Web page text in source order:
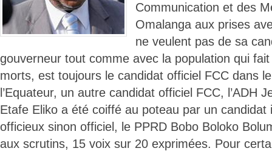
Communication et des
Omalanga aux prises
ne veulent pas de sa
gouverneur tout comme avec la population qui
morts, est toujours le candidat officiel FCC dans
l’Equateur, un autre candidat officiel FCC, l’ADH
Etafe Eliko a été coiffé au poteau par un candidat
officieux sinon officiel, le PPRD Bobo Boloko
aux scrutins, 15 voix sur 20 exprimées. Pour